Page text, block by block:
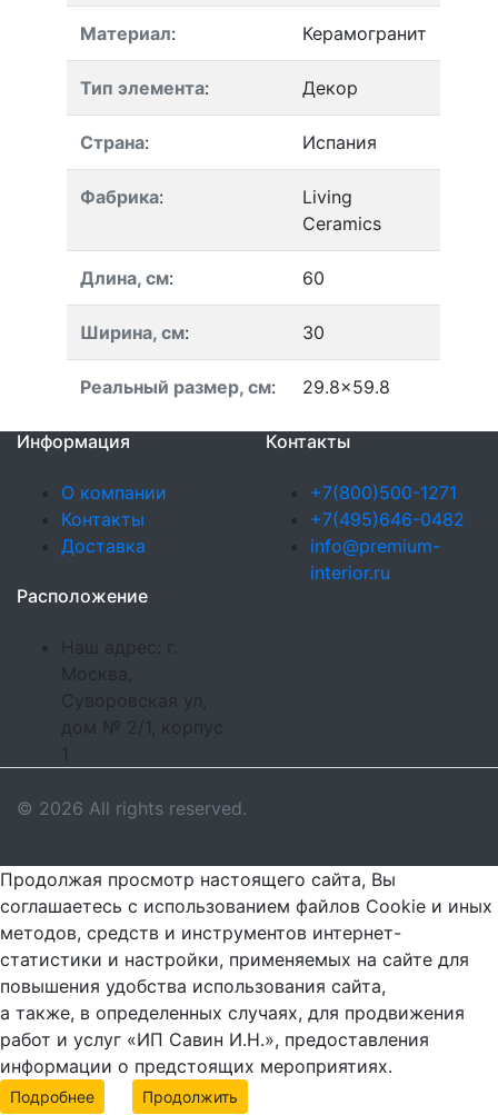
Материал: Керамогранит
Тип элемента: Декор
Страна: Испания
Фабрика:
Living
Ceramics
Длина, см: 60
Ширина, см: 30
Реальный размер, см: 29.8x59.8
Информация
О компании
Контакты
Доставка
Контакты
+7(800)500-1271
+7(495)646-0482
info@premium-
interior.ru
Расположение
Наш адрес: г.
Москва,
Суворовская ул,
дом № 2/1, корпус
© 2026 All rights reserved.
Продолжая просмотр настоящего сайта, Вы
соглашаетесь с использованием файлов Cookie и иных
методов, средств и инструментов интернет-
статистики и настройки, применяемых на сайте для
повышения удобства использования сайта,
а также, в определенных случаях, для продвижения
работ и услуг «ИП Савин И.Н.», предоставления
информации о предстоящих мероприятиях.
Подробнее Продолжить